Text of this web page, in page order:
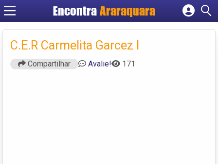
EncontraAraraquara
Cadastrar empresa
Criar conta
C.E.R Carmelita Garcez I
Compartilhar Avalie! 171